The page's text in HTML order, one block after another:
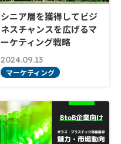
シニア層を獲得してビジ
ネスチャンスを広げるマ
ーケティング戦略
2024.09.13
マーケティング